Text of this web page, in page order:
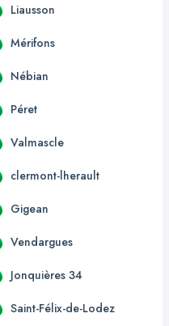
Liausson
Mérifons
Nébian
Péret
Valmascle
clermont-lherault
Gigean
Vendargues
Jonquières 34
Saint-Félix-de-Lodez